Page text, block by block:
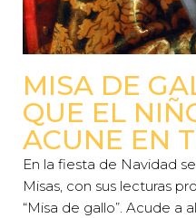
MISA DE
QUE EL
ACUNE EN
En la fiesta de Navidad
Misas, con sus lecturas
“Misa de gallo”. Acude a